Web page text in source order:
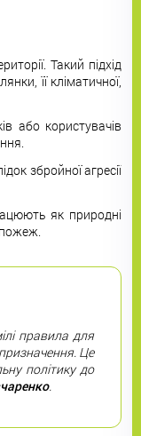
Такий підхід
її кліматичної,
або користувачів
збройної агресії
як природні
пожеж.
правила для
Це
політику до
.